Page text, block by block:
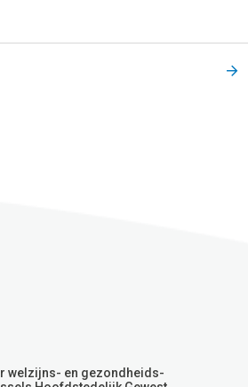
welzijns- en gezondheids-